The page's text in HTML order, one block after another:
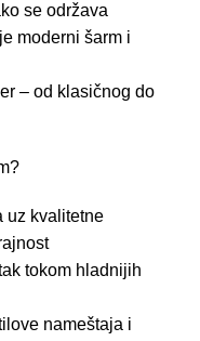
se održava
moderni šarm i
– od klasičnog do
uz kvalitetne
tokom hladnijih
nameštaja i